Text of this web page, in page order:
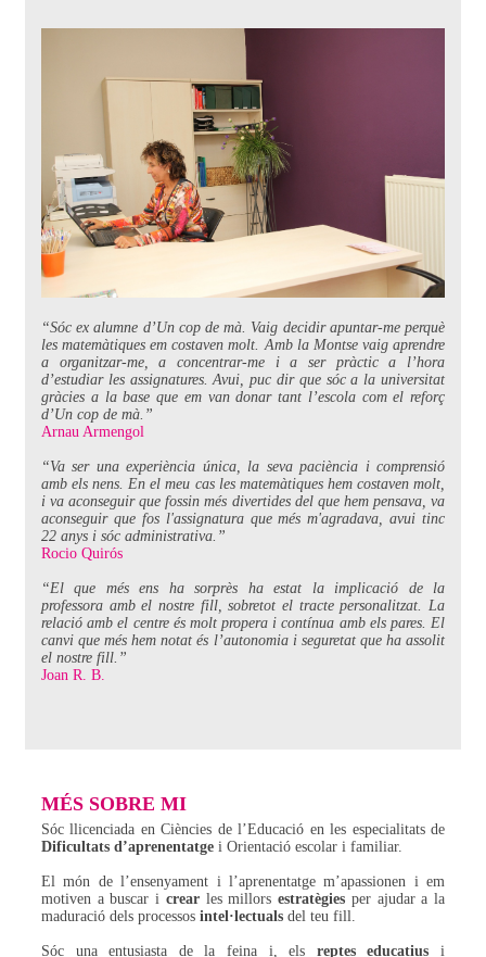
“Sóc ex alumne d’Un cop de mà. Vaig decidir apuntar-me perquè
les matemàtiques em costaven molt. Amb la Montse vaig aprendre
a organitzar-me, a concentrar-me i a ser pràctic a l’hora
d’estudiar les assignatures. Avui, puc dir que sóc a la universitat
gràcies a la base que em van donar tant l’escola com el reforç
d’Un cop de mà.”
Arnau Armengol
“Va ser una experiència única, la seva paciència i comprensió
amb els nens. En el meu cas les matemàtiques hem costaven molt,
i va aconseguir que fossin més divertides del que hem pensava, va
aconseguir que fos l'assignatura que més m'agradava, avui tinc
22 anys i sóc administrativa.”
Rocio Quirós
“El que més ens ha sorprès ha estat la implicació de la
professora amb el nostre fill, sobretot el tracte personalitzat. La
relació amb el centre és molt propera i contínua amb els pares. El
canvi que més hem notat és l’autonomia i seguretat que ha assolit
el nostre fill.”
Joan R. B.
MÉS SOBRE MI
Sóc llicenciada en Ciències de l’Educació en les especialitats de
Dificultats d’aprenentatge i Orientació escolar i familiar.
El món de l’ensenyament i l’aprenentatge m’apassionen i em
motiven a buscar i crear les millorsestratègies per ajudar a la
maduració dels processos intel·lectuals del teu fill.
Sóc una entusiasta de la feina i, els reptes educatius i